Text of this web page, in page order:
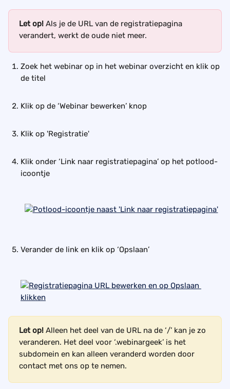
Let op! Als je de URL van de registratiepagina
verandert, werkt de oude niet meer.
Zoek het webinar op in het webinar overzicht en klik op
de titel
Klik op de ‘Webinar bewerken’ knop
Klik op 'Registratie'
Klik onder ‘Link naar registratiepagina’ op het potlood-
icoontje
Verander de link en klik op ‘Opslaan’
Let op! Alleen het deel van de URL na de ‘/’ kan je zo
veranderen. Het deel voor ‘.webinargeek’ is het
subdomein en kan alleen veranderd worden door
contact met ons op te nemen.